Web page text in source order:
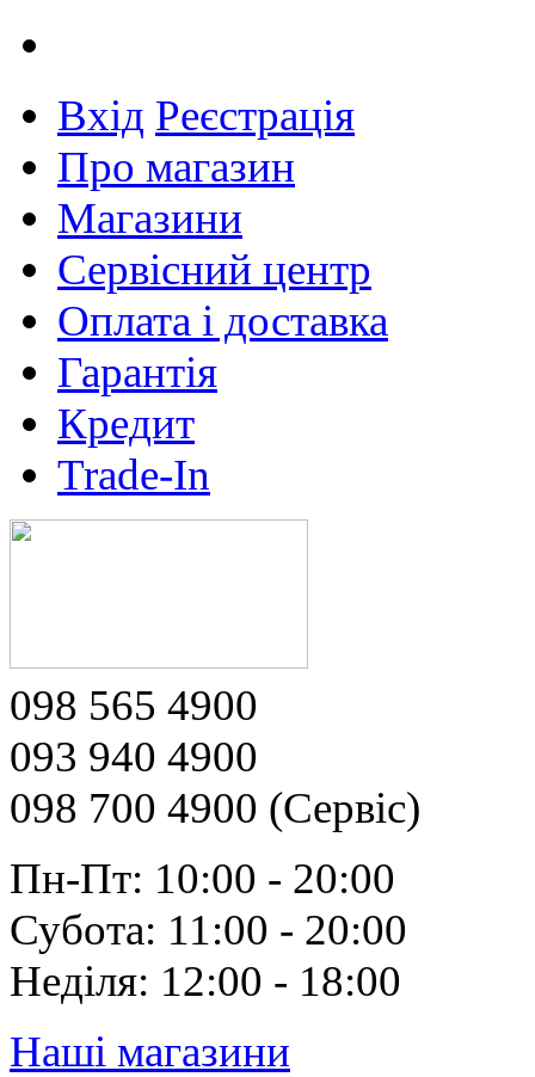
Вхід Реєстрація
Про магазин
Магазини
Сервісний центр
Оплата і доставка
Гарантія
Кредит
Trade-In
098 565 4900
093 940 4900
098 700 4900 (Сервіс)
Пн-Пт: 10:00 - 20:00
Субота: 11:00 - 20:00
Неділя: 12:00 - 18:00
Наші магазини